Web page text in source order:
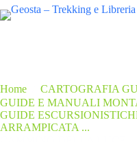
Salta
al
Home CARTOGRAFIA
GUIDE E MANUALI
GUIDE
ARRAMPICATA ...